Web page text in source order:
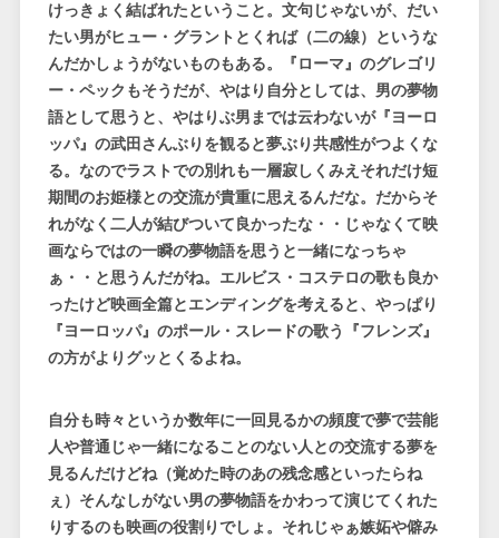
けっきょく結ばれたということ。文句じゃないが、だい
たい男がヒュー・グラントとくれば（二の線）というな
んだかしょうがないものもある。『ローマ』のグレゴリ
ー・ペックもそうだが、やはり自分としては、男の夢物
語として思うと、やはりぶ男までは云わないが『ヨーロ
ッパ』の武田さんぶりを観ると夢ぶり共感性がつよくな
る。なのでラストでの別れも一層寂しくみえそれだけ短
期間のお姫様との交流が貴重に思えるんだな。だからそ
れがなく二人が結びついて良かったな・・じゃなくて映
画ならではの一瞬の夢物語を思うと一緒になっちゃ
ぁ・・と思うんだがね。エルビス・コステロの歌も良か
ったけど映画全篇とエンディングを考えると、やっぱり
『ヨーロッパ』のポール・スレードの歌う『フレンズ』
の方がよりグッとくるよね。
自分も時々というか数年に一回見るかの頻度で夢で芸能
人や普通じゃ一緒になることのない人との交流する夢を
見るんだけどね（覚めた時のあの残念感といったらね
ぇ）そんなしがない男の夢物語をかわって演じてくれた
りするのも映画の役割りでしょ。それじゃぁ嫉妬や僻み